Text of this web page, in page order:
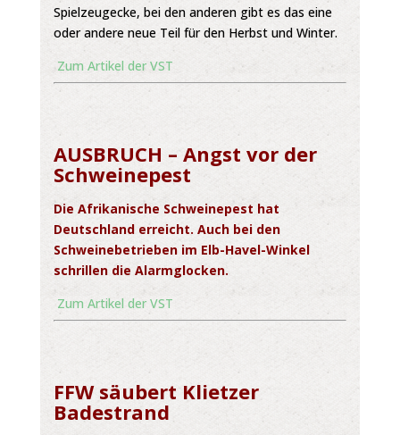
Spielzeugecke, bei den anderen gibt es das eine
oder andere neue Teil für den Herbst und Winter.
Zum Artikel der VST
AUSBRUCH – Angst vor der
Schweinepest
Die Afrikanische Schweinepest hat
Deutschland erreicht. Auch bei den
Schweinebetrieben im Elb-Havel-Winkel
schrillen die Alarmglocken.
Zum Artikel der VST
FFW säubert Klietzer
Badestrand